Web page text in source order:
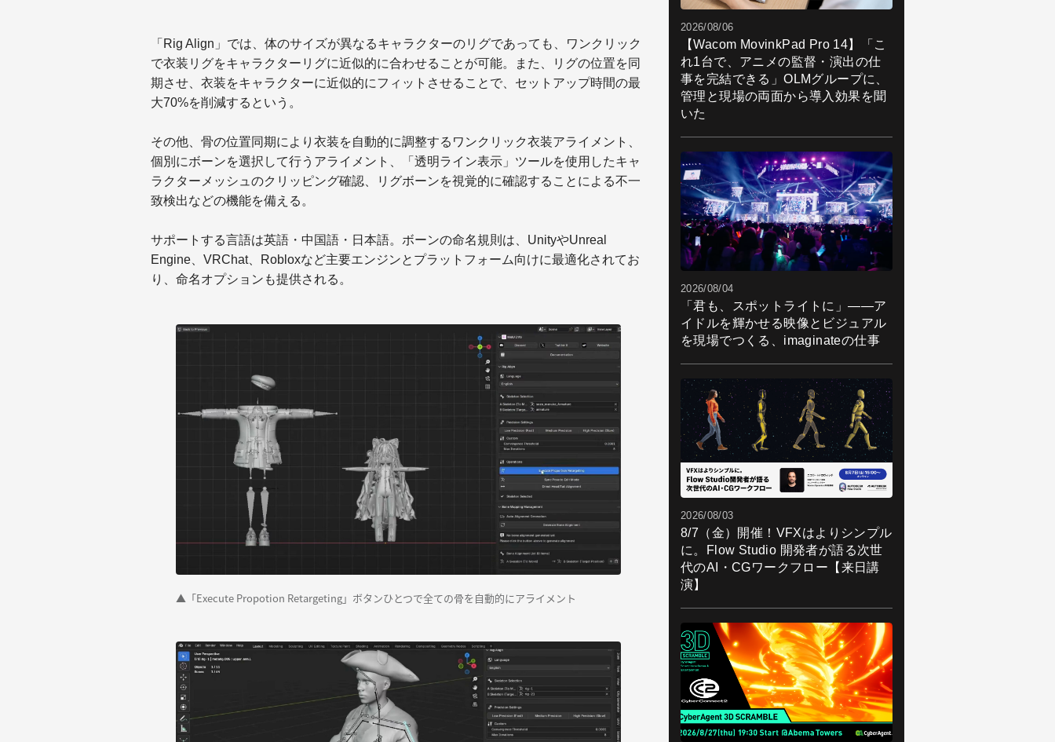
「Rig Align」では、体のサイズが異なるキャラクターのリグであっても、ワンクリック
で衣装リグをキャラクターリグに近似的に合わせることが可能。また、リグの位置を同
期させ、衣装をキャラクターに近似的にフィットさせることで、セットアップ時間の最
大70%を削減するという。
その他、骨の位置同期により衣装を自動的に調整するワンクリック衣装アライメント、
個別にボーンを選択して行うアライメント、「透明ライン表示」ツールを使用したキャ
ラクターメッシュのクリッピング確認、リグボーンを視覚的に確認することによる不一
致検出などの機能を備える。
サポートする言語は英語・中国語・日本語。ボーンの命名規則は、UnityやUnreal
Engine、VRChat、Robloxなど主要エンジンとプラットフォーム向けに最適化されてお
り、命名オプションも提供される。
▲「Execute Propotion Retargeting」ボタンひとつで全ての骨を自動的にアライメント
2026/08/06
【Wacom MovinkPad Pro 14】「こ
れ1台で、アニメの監督・演出の仕
事を完結できる」OLMグループに、
管理と現場の両面から導入効果を聞
いた
2026/08/04
「君も、スポットライトに」――ア
イドルを輝かせる映像とビジュアル
を現場でつくる、imaginateの仕事
2026/08/03
8/7（金）開催！VFXはよりシンプル
に。Flow Studio 開発者が語る次世
代のAI・CGワークフロー【来日講
演】